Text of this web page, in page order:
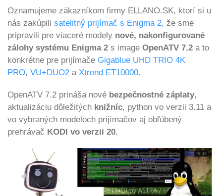
Oznamujeme zákazníkom firmy ELLANO.SK, ktorí si u
nás zakúpili satelitný prijímač s Enigma 2, že sme
pripravili pre viaceré modely nové, nakonfigurované
zálohy systému Enigma 2 s image OpenATV 7.2 a to
konkrétne pre prijímače Gigablue UHD TRIO 4K
PRO, VU+DUO2 a Xtrend ET10000.
OpenATV 7.2 prináša nové bezpečnostné záplaty,
aktualizáciu dôležitých knižníc, python vo verzii 3.11 a
vo vybraných modeloch prijímačov aj obľúbený
prehrávač KODI vo verzii 20.